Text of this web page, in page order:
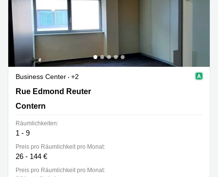
Сoworking
Sandweiler
Bureaux
Esch-
sur-
Alzette
Bureaux
Sandweiler
Bureaux
Centres
Bertrange
Esch-
Business Center
+2
Rue Edmond Reuter 17, Contern
Rue Edmond Reuter
Contern
Räumlichkeiten:
1 - 9
Preis pro Räumlichkeit pro Monat:
26 - 144 €
Preis pro Räumlichkeit pro Monat: